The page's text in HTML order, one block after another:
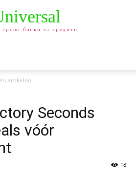
банки та кредити
artikelen
Seconds
vóór
18